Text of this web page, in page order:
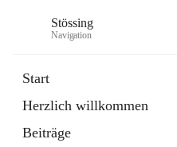
Stössing
Navigation
Start
Herzlich willkommen
Beiträge
Datei
in